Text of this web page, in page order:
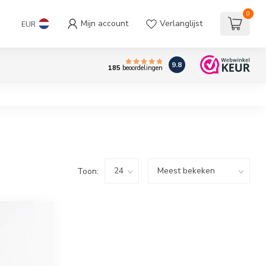
EUR Mijn account Verlanglijst
0
185 beoordelingen 9.8
Toon: